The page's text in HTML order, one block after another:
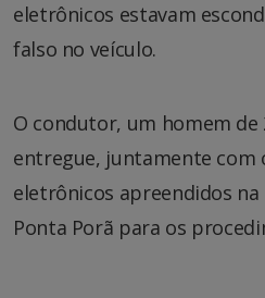
eletrônicos estavam
falso no veículo.
O condutor, um homem de
entregue, juntamente com
eletrônicos apreendidos na
Ponta Porã para os